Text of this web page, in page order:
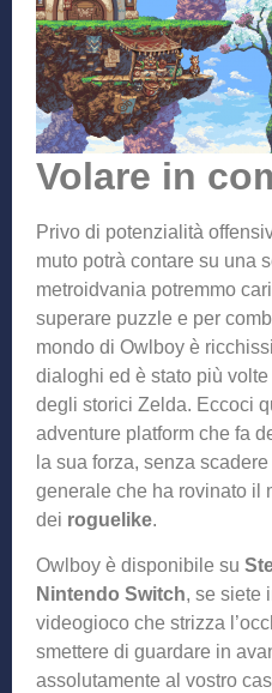
Volare in
Privo di potenzialità
muto potrà contare su una
metroidvania potremmo
superare puzzle e per
mondo di Owlboy è
dialoghi ed è stato più
degli storici Zelda. Eccoci
adventure platform che fa
la sua forza, senza
generale che ha rovinato il
dei roguelike.
Owlboy è disponibile su
Nintendo Switch, se siete
videogioco che strizza
smettere di guardare in
assolutamente al vostro